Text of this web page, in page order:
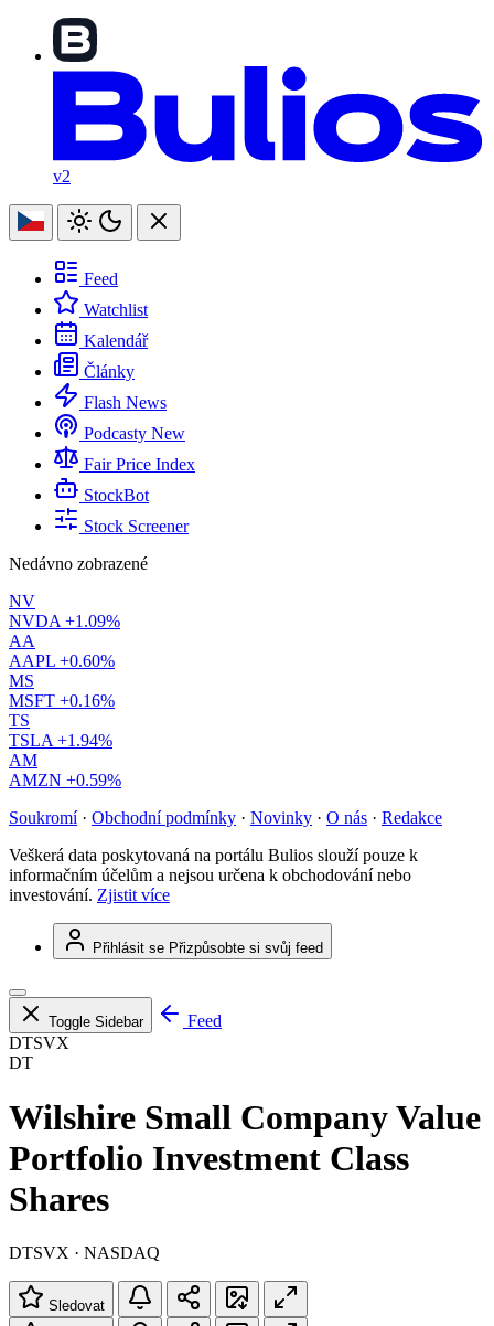
v2
Feed
Watchlist
Kalendář
Články
Flash News
Podcasty New
Fair Price Index
StockBot
Stock Screener
Nedávno zobrazené
NV
NVDA +1.09%
AA
AAPL +0.60%
MS
MSFT +0.16%
TS
TSLA +1.94%
AM
AMZN +0.59%
Soukromí · Obchodní podmínky · Novinky · O nás · Redakce
Veškerá data poskytovaná na portálu Bulios slouží pouze k
informačním účelům a nejsou určena k obchodování nebo
investování. Zjistit více
Přihlásit se Přizpůsobte si svůj feed
Toggle Sidebar
Feed
DTSVX
DT
Wilshire Small Company Value
Portfolio Investment Class
Shares
DTSVX · NASDAQ
Sledovat